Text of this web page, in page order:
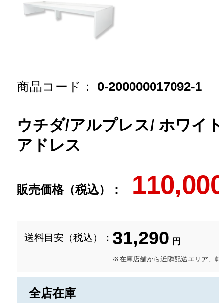
商品コード： 0-200000017092-1
ウチダ/アルプレス/ ホワイ
アドレス
販売価格（税込）：
送料目安（税込）： 31,290 円
※在庫店舗から近隣配送エリア、
全店在庫